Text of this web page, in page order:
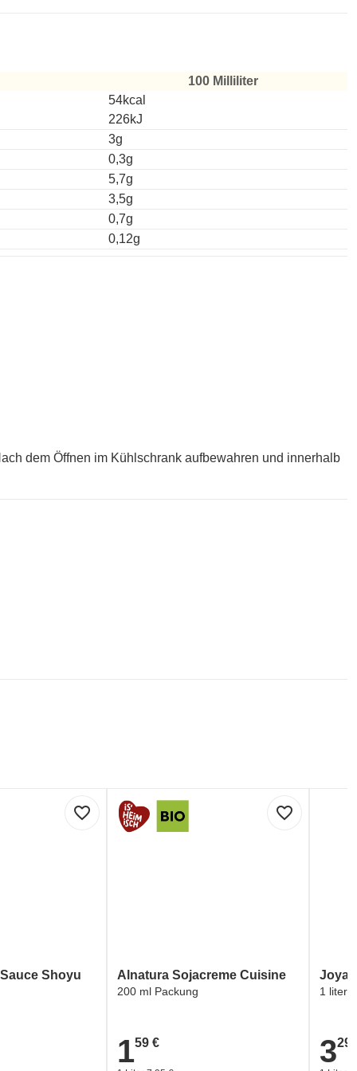
100 Milliliter
54kcal
226kJ
3g
0,3g
5,7g
3,5g
0,7g
0,12g
dem Öffnen im Kühlschrank aufbewahren und innerhalb
Bund Deutschlands e.V. (VEBU)
favorite_border
Shoyu
favorite_border
Alnatura Sojacreme Cuisine
200 ml Packung
1,59 €
159 €
Joya
1 liter
3,29 €
329